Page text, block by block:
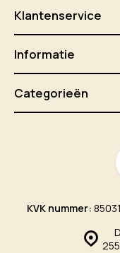
Klantenservice
Informatie
Categorieën
KVK nummer: